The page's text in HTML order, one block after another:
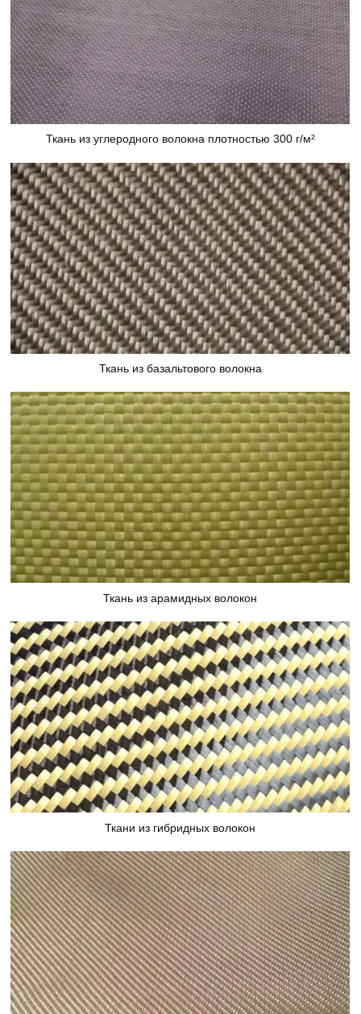
Ткань из углеродного волокна плотностью 300 г/м²
Ткань из базальтового волокна
Ткань из арамидных волокон
Ткани из гибридных волокон